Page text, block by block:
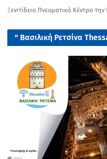
Ξενιτίδειο Πνευματικό Κέντρο
" Βασιλική Ρετσίνα
tournament 2025"